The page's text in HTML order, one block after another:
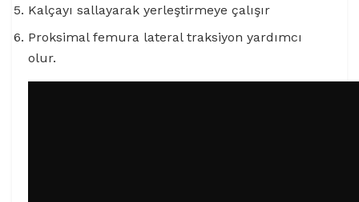
Kalçayı sallayarak yerleştirmeye çalışır
Proksimal femura lateral traksiyon yardımcı
olur.